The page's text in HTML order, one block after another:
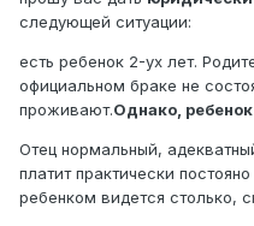
следующей ситуации:
есть ребенок 2-ух лет.
официальном браке не
проживают.Однако,
Отец нормальный,
платит практически
ребенком видется столько,